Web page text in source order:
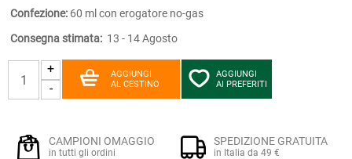
Confezione: 60 ml con erogatore no-gas
Consegna stimata: 13 - 14 Agosto
+
-
AGGIUNGI
AL CESTINO
AGGIUNGI
AI PREFERITI
CAMPIONI OMAGGIO
in tutti gli ordini
SPEDIZIONE GRATUITA
in Italia da 49 €